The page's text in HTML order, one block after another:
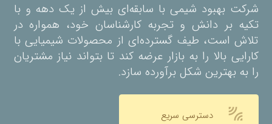
شرکت بهبود شیمی با سابقه‌ای بیش از یک دهه و با
تکیه بر دانش و تجربه کارشناسان خود، همواره در
تلاش است، طیف گسترده‌ای از محصولات شیمیایی با
کارایی بالا را به بازار عرضه کند تا بتواند نیاز مشتریان
را به بهترین شکل برآورده سازد.
leak_add دسترسی سریع